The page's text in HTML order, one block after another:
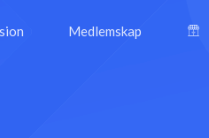
Medlemskap